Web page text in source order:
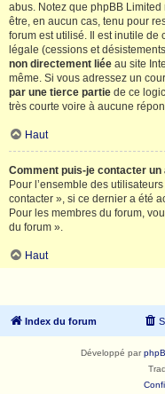
abus. Notez que phpBB Limited
être, en aucun cas, tenu pour
forum est utilisé. Il est inutile de
légale (cessions et
non directement liée au site
même. Si vous adressez un
par une tierce partie de ce
très courte voire à aucune
Haut
Comment puis-je contacter
Pour l’ensemble des
contacter », si ce dernier a été
Pour les membres du forum,
du forum ».
Haut
Index du forum
Développé par